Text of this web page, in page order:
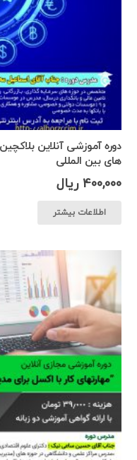
دوره آموزشی آنلاین
های بین المللی
400,000 ریال
اطلاعات بیشتر